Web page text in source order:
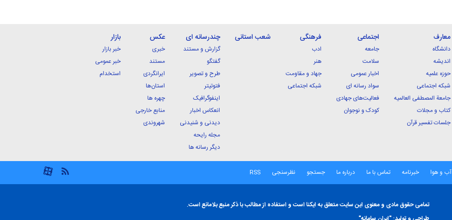
معارف
دانشگاه
اندیشه
حوزه علمیه
شبکه اجتماعی
جامعة المصطفی العالمیه
کتاب و مجلات
جلسات تفسیر قرآن
اجتماعی
جامعه
سلامت
اخبار عمومی
سواد رسانه ای
فعالیت‌های جهادی
کودک و نوجوان
فرهنگی
ادب
هنر
جهاد و مقاومت
شبکه اجتماعی
شعب استانی چندرسانه ای
گزارش و مستند
گفتگو
طرح و تصویر
فتوتیتر
اینفوگرافیک
انعکاس اخبار
دیدنی و شنیدنی
مجله رایحه
دیگر رسانه ها
عکس
خبری
مستند
ایرانگردی
استان‌ها
چهره ها
منابع خارجی
شهروندی
بازار
خبر بازار
خبر عمومی
استخدام
آب و هوا خبرنامه تماس با ما درباره ما جستجو نظرسنجی RSS
تمامی حقوق مادی و معنوی این سایت متعلق به ایکنا است و استفاده از مطالب با ذکر منبع بلامانع است.